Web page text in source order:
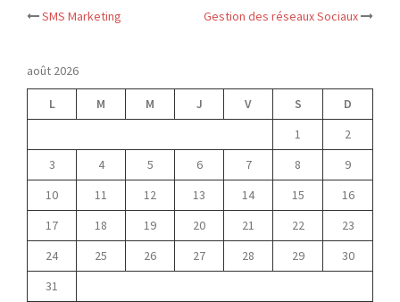
Navigation
d’article
SMS Marketing Gestion des réseaux Sociaux
août 2026
L M M J V S
D
1
2
3
4 5 6 7 8
9
10
11 12 13 14 15
16
17
18 19 20 21 22
23
24
25 26 27 28 29
30
31